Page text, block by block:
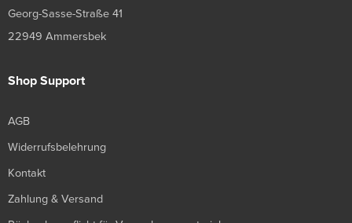
Georg-Sasse-Straße 41
22949 Ammersbek
Shop Support
AGB
Widerrufsbelehrung
Kontakt
Zahlung & Versand